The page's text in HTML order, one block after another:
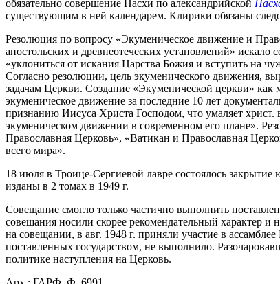
обязательно совершение Пасхи по александрийской
существующим в ней календарем. Клирики обязаны
Резолюция по вопросу «Экуменическое движение и
апостольских и древнеотеческих установлений»
«уклониться от искания Царства Божия и вступить на
Согласно резолюции, цель экуменического движения,
задачам Церкви. Создание «Экуменической церкви»
экуменическое движение за последние 10 лет
признанию Иисуса Христа Господом, что умаляет
экуменическом движении в современном его плане».
Православная Церковь», «Ватикан и Православная
всего мира».
18 июля в Троице-Сергиевой лавре состоялось
изданы в 2 томах в 1949 г.
Совещание смогло только частично выполнить
совещания носили скорее рекомендательный характер
на совещании, в авг. 1948 г. приняли участие в
поставленных государством, не выполнило.
политике наступления на Церковь.